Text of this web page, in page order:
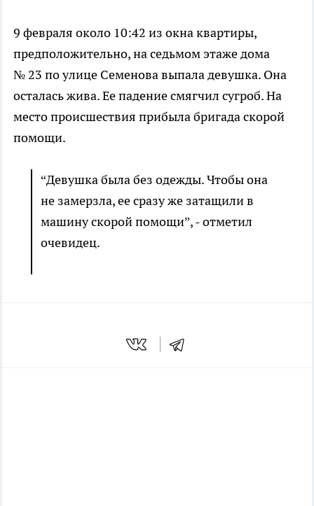
9 февраля около 10:42 из окна квартиры,
предположительно, на седьмом этаже дома
№ 23 по улице Семенова выпала девушка. Она
осталась жива. Ее падение смягчил сугроб. На
место происшествия прибыла бригада скорой
помощи.
“Девушка была без одежды. Чтобы она
не замерзла, ее сразу же затащили в
машину скорой помощи”, - отметил
очевидец.